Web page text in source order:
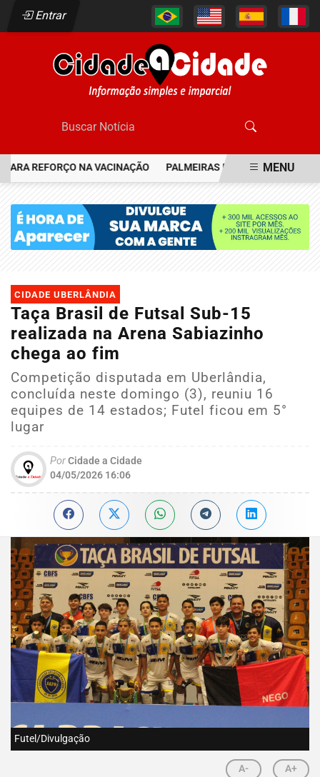
Entrar
REFORÇO NA VACINAÇÃO PALMEIRAS RESGATA JOIA DO
MENU
CIDADE UBERLÂNDIA
Taça Brasil de Futsal Sub-15
realizada na Arena Sabiazinho
chega ao fim
Competição disputada em Uberlândia,
concluída neste domingo (3), reuniu 16
equipes de 14 estados; Futel ficou em 5°
lugar
PorCidade a Cidade
04/05/2026 16:06
Futel/Divulgação
A- A+